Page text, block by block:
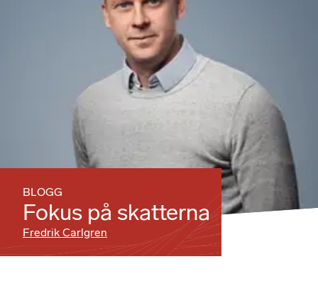
BLOGG
Fokus på skatterna
Fredrik Carlgren